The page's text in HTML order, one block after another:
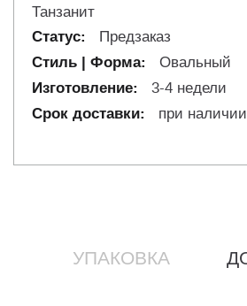
Танзанит
Предзаказ
Овальный
3-4 недели
при
УПАКОВКА